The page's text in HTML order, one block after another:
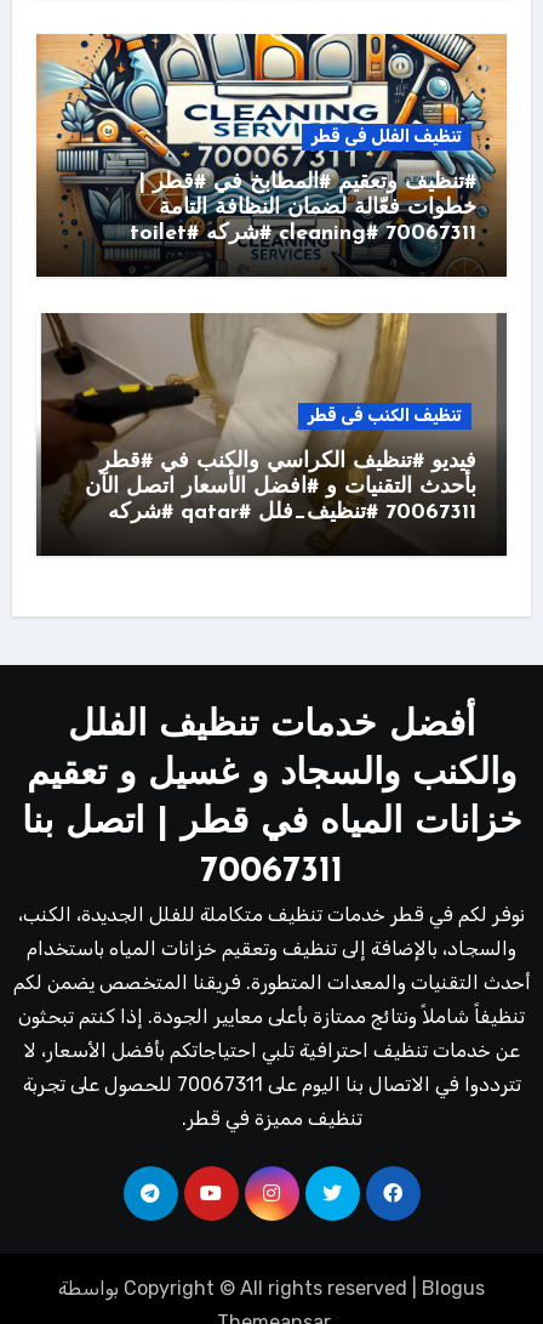
تنظيف الفلل فى قطر
#تنظيف وتعقيم #المطابخ في #قطر |
خطوات فعّالة لضمان النظافة التامة
70067311 #cleaning #شركه #toilet
تنظيف الكنب فى قطر
فيديو #تنظيف الكراسي والكنب في #قطر
بأحدث التقنيات و #افضل الأسعار اتصل الآن
70067311 #تنظيف_فلل #qatar #شركه
أفضل خدمات تنظيف الفلل
والكنب والسجاد و غسيل و تعقيم
خزانات المياه في قطر | اتصل بنا
70067311
نوفر لكم في قطر خدمات تنظيف متكاملة للفلل الجديدة، الكنب،
والسجاد، بالإضافة إلى تنظيف وتعقيم خزانات المياه باستخدام
أحدث التقنيات والمعدات المتطورة. فريقنا المتخصص يضمن لكم
تنظيفاً شاملاً ونتائج ممتازة بأعلى معايير الجودة. إذا كنتم تبحثون
عن خدمات تنظيف احترافية تلبي احتياجاتكم بأفضل الأسعار، لا
تترددوا في الاتصال بنا اليوم على 70067311 للحصول على تجربة
تنظيف مميزة في قطر.
Copyright © All rights reserved Blogus
بواسطة